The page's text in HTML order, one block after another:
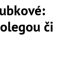
či